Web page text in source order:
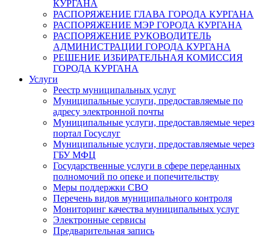
КУРГАНА
РАСПОРЯЖЕНИЕ ГЛАВА ГОРОДА КУРГАНА
РАСПОРЯЖЕНИЕ МЭР ГОРОДА КУРГАНА
РАСПОРЯЖЕНИЕ РУКОВОДИТЕЛЬ
АДМИНИСТРАЦИИ ГОРОДА КУРГАНА
РЕШЕНИЕ ИЗБИРАТЕЛЬНАЯ КОМИССИЯ
ГОРОДА КУРГАНА
Услуги
Реестр муниципальных услуг
Муниципальные услуги, предоставляемые по
адресу электронной почты
Муниципальные услуги, предоставляемые через
портал Госуслуг
Муниципальные услуги, предоставляемые через
ГБУ МФЦ
Государственные услуги в сфере переданных
полномочий по опеке и попечительству
Меры поддержки СВО
Перечень видов муниципального контроля
Мониторинг качества муниципальных услуг
Электронные сервисы
Предварительная запись